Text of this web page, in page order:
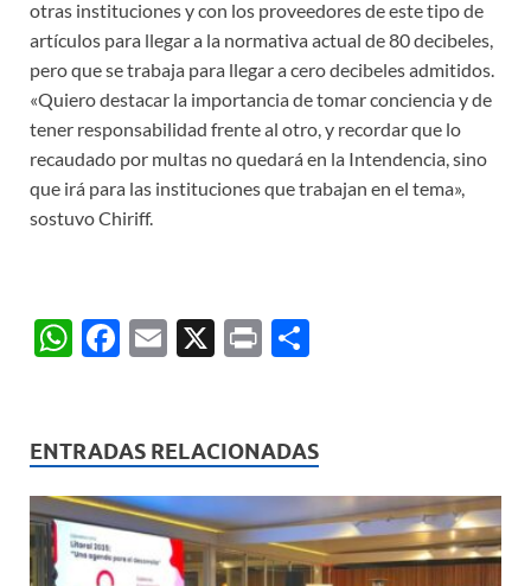
otras instituciones y con los proveedores de este tipo de
artículos para llegar a la normativa actual de 80 decibeles,
pero que se trabaja para llegar a cero decibeles admitidos.
«Quiero destacar la importancia de tomar conciencia y de
tener responsabilidad frente al otro, y recordar que lo
recaudado por multas no quedará en la Intendencia, sino
que irá para las instituciones que trabajan en el tema»,
sostuvo Chiriff.
W
s
A
p
p
F
b
o
o
k
E
X
P
p
ar
ti
r
ENTRADAS RELACIONADAS